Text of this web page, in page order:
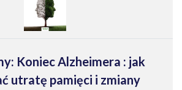
Koniec Alzheimera : jak
utratę pamięci i zmiany